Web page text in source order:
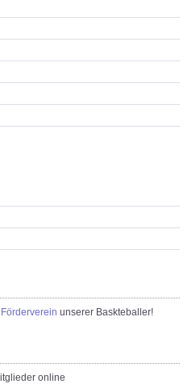
Förderverein unserer Baskteballer!
online